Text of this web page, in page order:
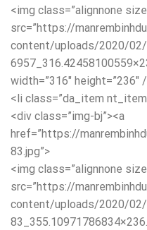
<img class=”alignnone
src=”https://
content/uploads/2020/02/
width=”316″
<li class=”da_item
<div class=”img-bj”><a
href=”https://
83.jpg”>
<img class=”alignnone
src=”https://
content/uploads/2020/02/